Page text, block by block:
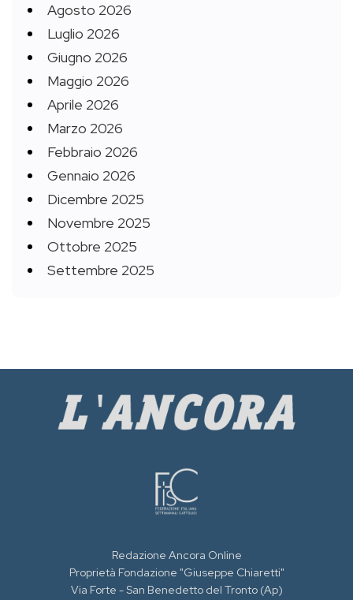
Agosto 2026
Luglio 2026
Giugno 2026
Maggio 2026
Aprile 2026
Marzo 2026
Febbraio 2026
Gennaio 2026
Dicembre 2025
Novembre 2025
Ottobre 2025
Settembre 2025
Redazione Ancora Online
Proprietà Fondazione "Giuseppe Chiaretti"
Via Forte - San Benedetto del Tronto (Ap)